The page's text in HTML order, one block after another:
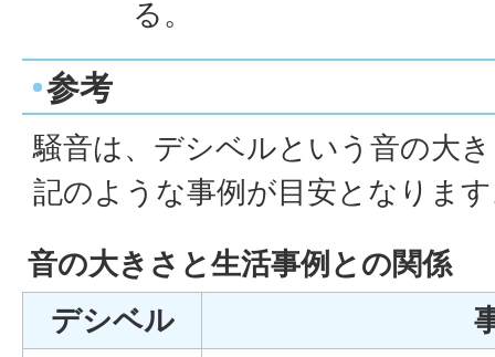
る。
参考
騒音は、デシベルという音の大
記のような事例が目安となりま
音の大きさと生活事例との関係
デシベル